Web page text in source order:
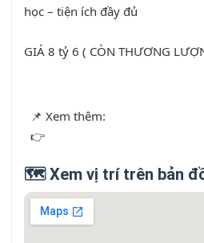
học – tiện ích đầy đủ
GIÁ 8 tỷ 6 ( CÒN THƯƠNG
  👉
🗺️ Xem vị trí trên bản